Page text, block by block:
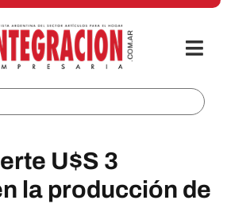
U$S 3
la producción de